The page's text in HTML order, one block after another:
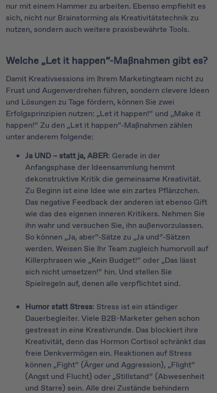
nur mit einem Hammer zu arbeiten. Ebenso empfiehlt es
sich, nicht nur Brainstorming als Kreativitätstechnik zu
nutzen, sondern auch weitere praxisbewährte Tools.
Welche „Let it happen“-Maßnahmen gibt es?
Damit Kreativsessions im Ihrem Marketingteam nicht zu
Frust und Augenverdrehen führen, sondern clevere Ideen
und Lösungen zu Tage fördern, können Sie zwei
Erfolgsprinzipien nutzen: „Let it happen!“ und „Make it
happen!“ Zu den „Let it happen“-Maßnahmen zählen
unter anderem folgende:
Ja UND – statt ja, ABER: Gerade in der
Anfangsphase der Ideensammlung hemmt
dekonstruktive Kritik die gemeinsame Kreativität.
Zu Beginn ist eine Idee wie ein zartes Pflänzchen.
Das negative Feedback der anderen ist ebenso Gift
wie das des eigenen inneren Kritikers. Nehmen Sie
ihn wahr und versuchen Sie, ihn außenvorzulassen.
So können „Ja, aber“-Sätze zu „Ja und“-Sätzen
werden. Weisen Sie Ihr Team zugleich humorvoll auf
Killerphrasen wie „Kein Budget!“ oder „Das lässt
sich nicht umsetzen!“ hin. Und stellen Sie
Spielregeln auf, denen alle verpflichtet sind.
Humor statt Stress: Stress ist ein ständiger
Dauerbegleiter. Viele B2B-Marketer gehen schon
gestresst in eine Kreativrunde. Das blockiert ihre
Kreativität, denn das Hormon Cortisol schränkt das
freie Denkvermögen ein. Reaktionen auf Stress
können „Fight“ (Ärger und Aggression), „Flight“
(Angst und Flucht) oder „Stillstand“ (Abwesenheit
und Starre) sein. Alle drei Zustände behindern